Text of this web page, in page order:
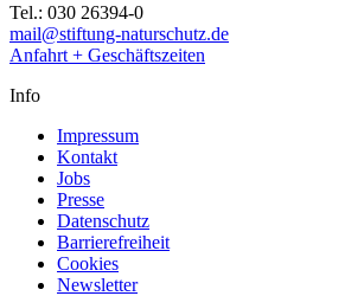
Tel.: 030 26394-0
mail@stiftung-naturschutz.de
Anfahrt + Geschäftszeiten
Info
Impressum
Kontakt
Jobs
Presse
Datenschutz
Barrierefreiheit
Cookies
Newsletter